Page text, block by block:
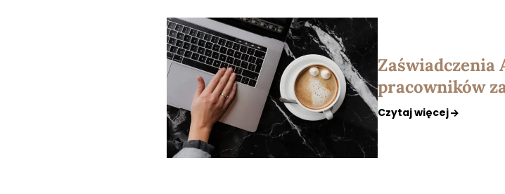
Zaświadczenia
pracowników
Czytaj więcej